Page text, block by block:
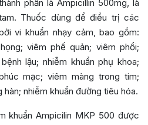
phần là Ampicillin 500mg, là
Thuốc dùng để điều trị các
vi khuẩn nhạy cảm, bao gồm:
viêm phế quản; viêm phổi;
lậu; nhiễm khuẩn phụ khoa;
mạc; viêm màng trong tim;
nhiễm khuẩn đường tiêu hóa.
khuẩn Ampicilin MKP 500 được